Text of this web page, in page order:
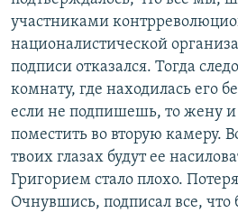
участниками
националистической
подписи отказался. Тогда
комнату, где находилась его
если не подпишешь, то жену
поместить во вторую камеру.
твоих глазах будут ее
Григорием стало плохо.
Очнувшись, подписал все, что